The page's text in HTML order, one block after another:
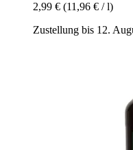
2,99 € (11,96 € / l)
Zustellung bis 12.